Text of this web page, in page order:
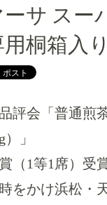
ーサ スー
桐箱入り
評会「普通煎
」
（1等1席）受
をかけ浜松・